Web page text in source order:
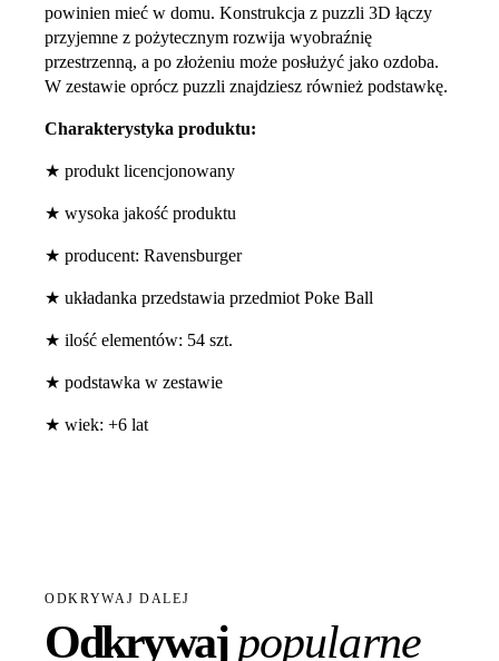
powinien mieć w domu. Konstrukcja z puzzli 3D łączy
przyjemne z pożytecznym rozwija wyobraźnię
przestrzenną, a po złożeniu może posłużyć jako ozdoba.
W zestawie oprócz puzzli znajdziesz również podstawkę.
Charakterystyka produktu:
★ produkt licencjonowany
★ wysoka jakość produktu
★ producent: Ravensburger
★ układanka przedstawia przedmiot Poke Ball
★ ilość elementów: 54 szt.
★ podstawka w zestawie
★ wiek: +6 lat
ODKRYWAJ DALEJ
Odkrywajpopularne